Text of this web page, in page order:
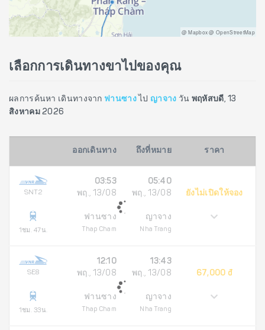
@ Mapbox @ OpenStreetMap
เลือกการเดินทางขาไปของคุณ
ผลการค้นหา เดินทางจาก ฟานซางไปญาจาง วัน พฤหัสบดี, 13
สิงหาคม 2026
ออกเดินทาง ถึงที่หมาย ราคา
SNT2
1ชม. 47น.
03:53
พฤ., 13/08
ฟานซาง
Thap Cham
05:40
พฤ., 13/08
ญาจาง
Nha Trang
ยังไม่เปิดให้จอง
SE8
1ชม. 33น.
12:10
พฤ., 13/08
ฟานซาง
Thap Cham
13:43
พฤ., 13/08
ญาจาง
Nha Trang
67,000 đ